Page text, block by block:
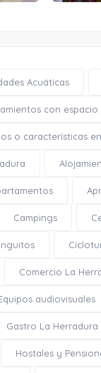
Acuáticas
con
o características
Campings
Comercio La
audiovisuales
Gastro La Herradura
Hostales y